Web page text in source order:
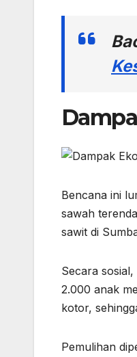
Bencana ini
sawah
sawit di
Secara
2.000 anak
kotor,
Pemulihan